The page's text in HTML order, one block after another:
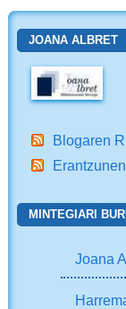
JOANA ALBRET
Blogaren
MINTEGIARI
Joana